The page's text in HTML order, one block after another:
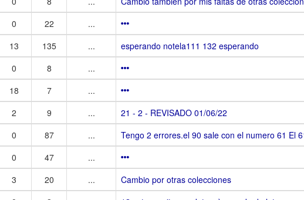
0 22
...
13 135 ...
esperando notela111 132 esperando
0 8
...
18 7
...
2 9 ...
21 - 2 - REVISADO 01/06/22
0 87 ...
Tengo 2 errores.el 90 sale con el numero 61 El
0 47
...
3 20 ...
Cambio por otras colecciones